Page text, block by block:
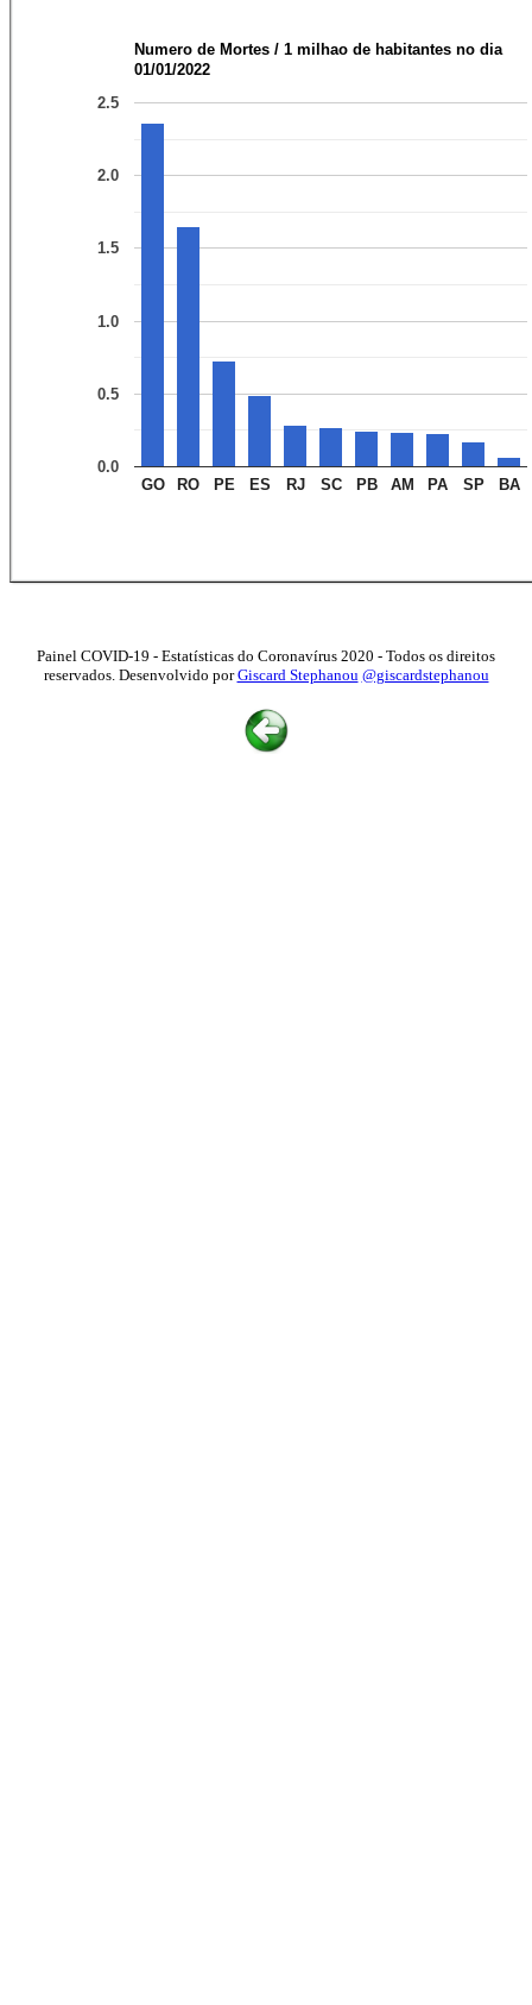
Numero de Mortes / 1 milhao de habitantes no dia
01/01/2022
GO RO PE ES RJ SC PB AM PA SP BA
0.0
0.5
1.0
1.5
2.0
2.5
Painel COVID-19 - Estatísticas do Coronavírus 2020 - Todos os direitos
reservados. Desenvolvido porGiscard Stephanou @giscardstephanou